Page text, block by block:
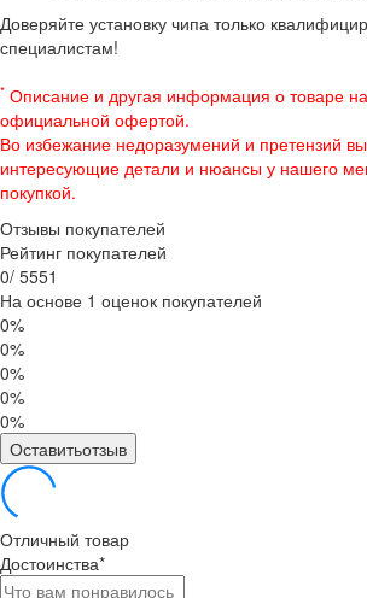
Доверяйте установку чипа только
специалистам!
* Описание и другая информация о товаре
официальной офертой.
Во избежание недоразумений и претензий
интересующие детали и нюансы у нашего
покупкой.
Отзывы покупателей
Рейтинг покупателей
0/ 5551
На основе 1 оценок покупателей
0%
0%
0%
0%
0%
Оставитьотзыв
Отличный товар
Достоинства*